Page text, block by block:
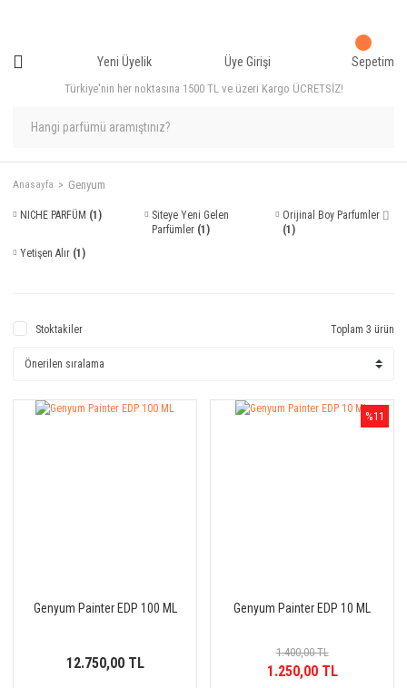
Türkiye'nin her noktasına 1500 TL ve üzeri Kargo ÜCRETSİZ!
Yeni Üyelik Üye Girişi Sepetim
Anasayfa Genyum
NICHE PARFÜM (1)
Siteye Yeni Gelen
Parfümler (1)
Orijinal Boy Parfumler ⌷
(1)
Yetişen Alır (1)
Stoktakiler Toplam 3 ürün
Genyum Painter EDP 100 ML
12.750,00 TL
%11
Genyum Painter EDP 10 ML
1.400,00 TL
1.250,00 TL